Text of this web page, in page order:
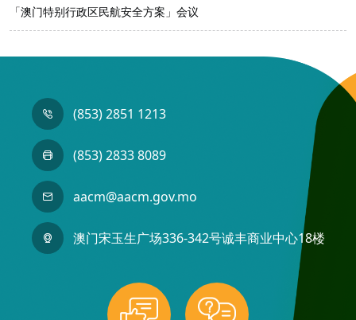
「澳门特别行政区民航安全方案」会议
(853) 2851 1213
(853) 2833 8089
aacm@aacm.gov.mo
澳门宋玉生广场336-342号诚丰商业中心18楼